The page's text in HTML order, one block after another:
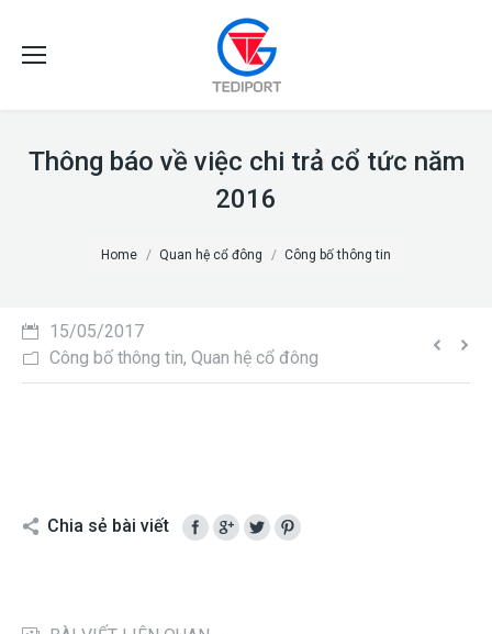
Thông báo về việc chi trả cổ tức năm
2016
Home Quan hệ cổ đông Công bố thông tin
15/05/2017
Công bố thông tin, Quan hệ cổ đông
Chia sẻ bài viết